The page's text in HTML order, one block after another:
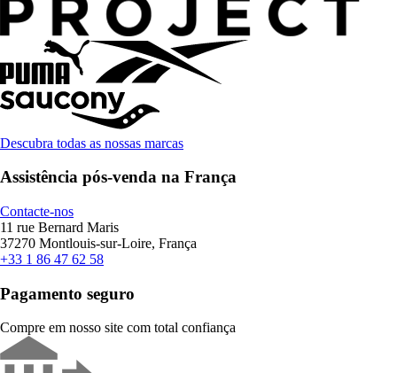
Descubra todas as nossas marcas
Assistência pós-venda na França
Contacte-nos
11 rue Bernard Maris
37270 Montlouis-sur-Loire, França
+33 1 86 47 62 58
Pagamento seguro
Compre em nosso site com total confiança